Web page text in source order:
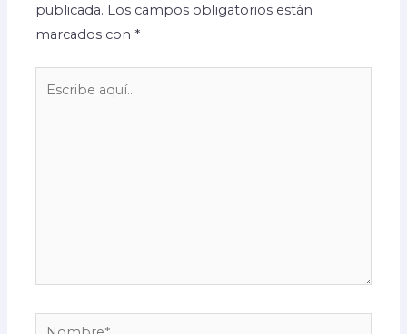
publicada. Los campos obligatorios están
marcados con *
Nombre*